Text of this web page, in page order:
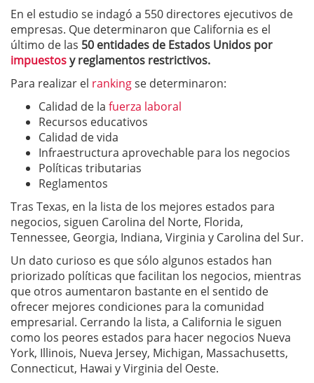
En el estudio se indagó a 550 directores ejecutivos de
empresas. Que determinaron que California es el
último de las 50 entidades de Estados Unidos por
impuestosy reglamentos restrictivos.
Para realizar el rankingse determinaron:
Calidad de la fuerza laboral
Recursos educativos
Calidad de vida
Infraestructura aprovechable para los negocios
Políticas tributarias
Reglamentos
Tras Texas, en la lista de los mejores estados para
negocios, siguen Carolina del Norte, Florida,
Tennessee, Georgia, Indiana, Virginia y Carolina del Sur.
Un dato curioso es que sólo algunos estados han
priorizado políticas que facilitan los negocios, mientras
que otros aumentaron bastante en el sentido de
ofrecer mejores condiciones para la comunidad
empresarial. Cerrando la lista, a California le siguen
como los peores estados para hacer negocios Nueva
York, Illinois, Nueva Jersey, Michigan, Massachusetts,
Connecticut, Hawai y Virginia del Oeste.